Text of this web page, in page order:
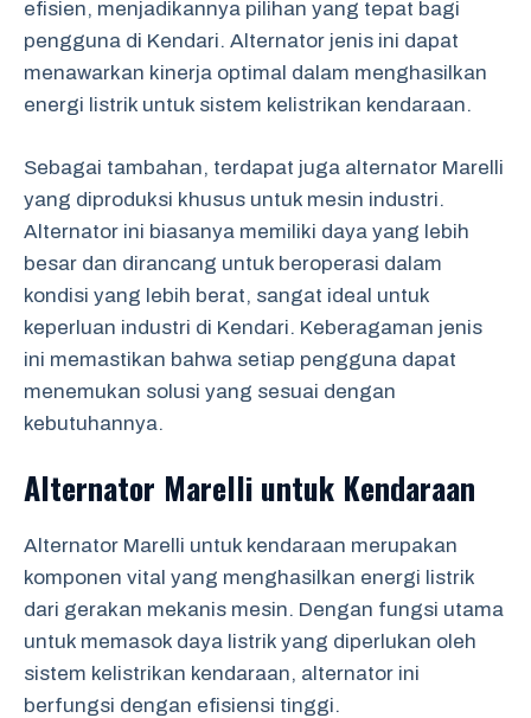
efisien, menjadikannya pilihan yang tepat bagi
pengguna di Kendari. Alternator jenis ini dapat
menawarkan kinerja optimal dalam menghasilkan
energi listrik untuk sistem kelistrikan kendaraan.
Sebagai tambahan, terdapat juga alternator Marelli
yang diproduksi khusus untuk mesin industri.
Alternator ini biasanya memiliki daya yang lebih
besar dan dirancang untuk beroperasi dalam
kondisi yang lebih berat, sangat ideal untuk
keperluan industri di Kendari. Keberagaman jenis
ini memastikan bahwa setiap pengguna dapat
menemukan solusi yang sesuai dengan
kebutuhannya.
Alternator Marelli untuk Kendaraan
Alternator Marelli untuk kendaraan merupakan
komponen vital yang menghasilkan energi listrik
dari gerakan mekanis mesin. Dengan fungsi utama
untuk memasok daya listrik yang diperlukan oleh
sistem kelistrikan kendaraan, alternator ini
berfungsi dengan efisiensi tinggi.